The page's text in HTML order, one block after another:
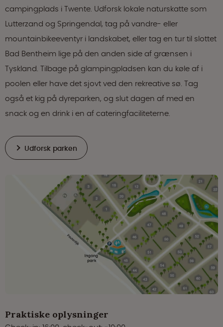
campingplads i Twente. Udforsk lokale naturskatte som
Lutterzand og Springendal, tag på vandre- eller
mountainbikeeventyr i landskabet, eller tag en tur til slottet
Bad Bentheim lige på den anden side af grænsen i
Tyskland. Tilbage på glampingpladsen kan du køle af i
poolen eller have det sjovt ved den rekreative sø. Tag
også et kig på dyreparken, og slut dagen af med en
snack og en drink i en af cateringfaciliteterne.
Udforsk parken
Praktiske oplysninger